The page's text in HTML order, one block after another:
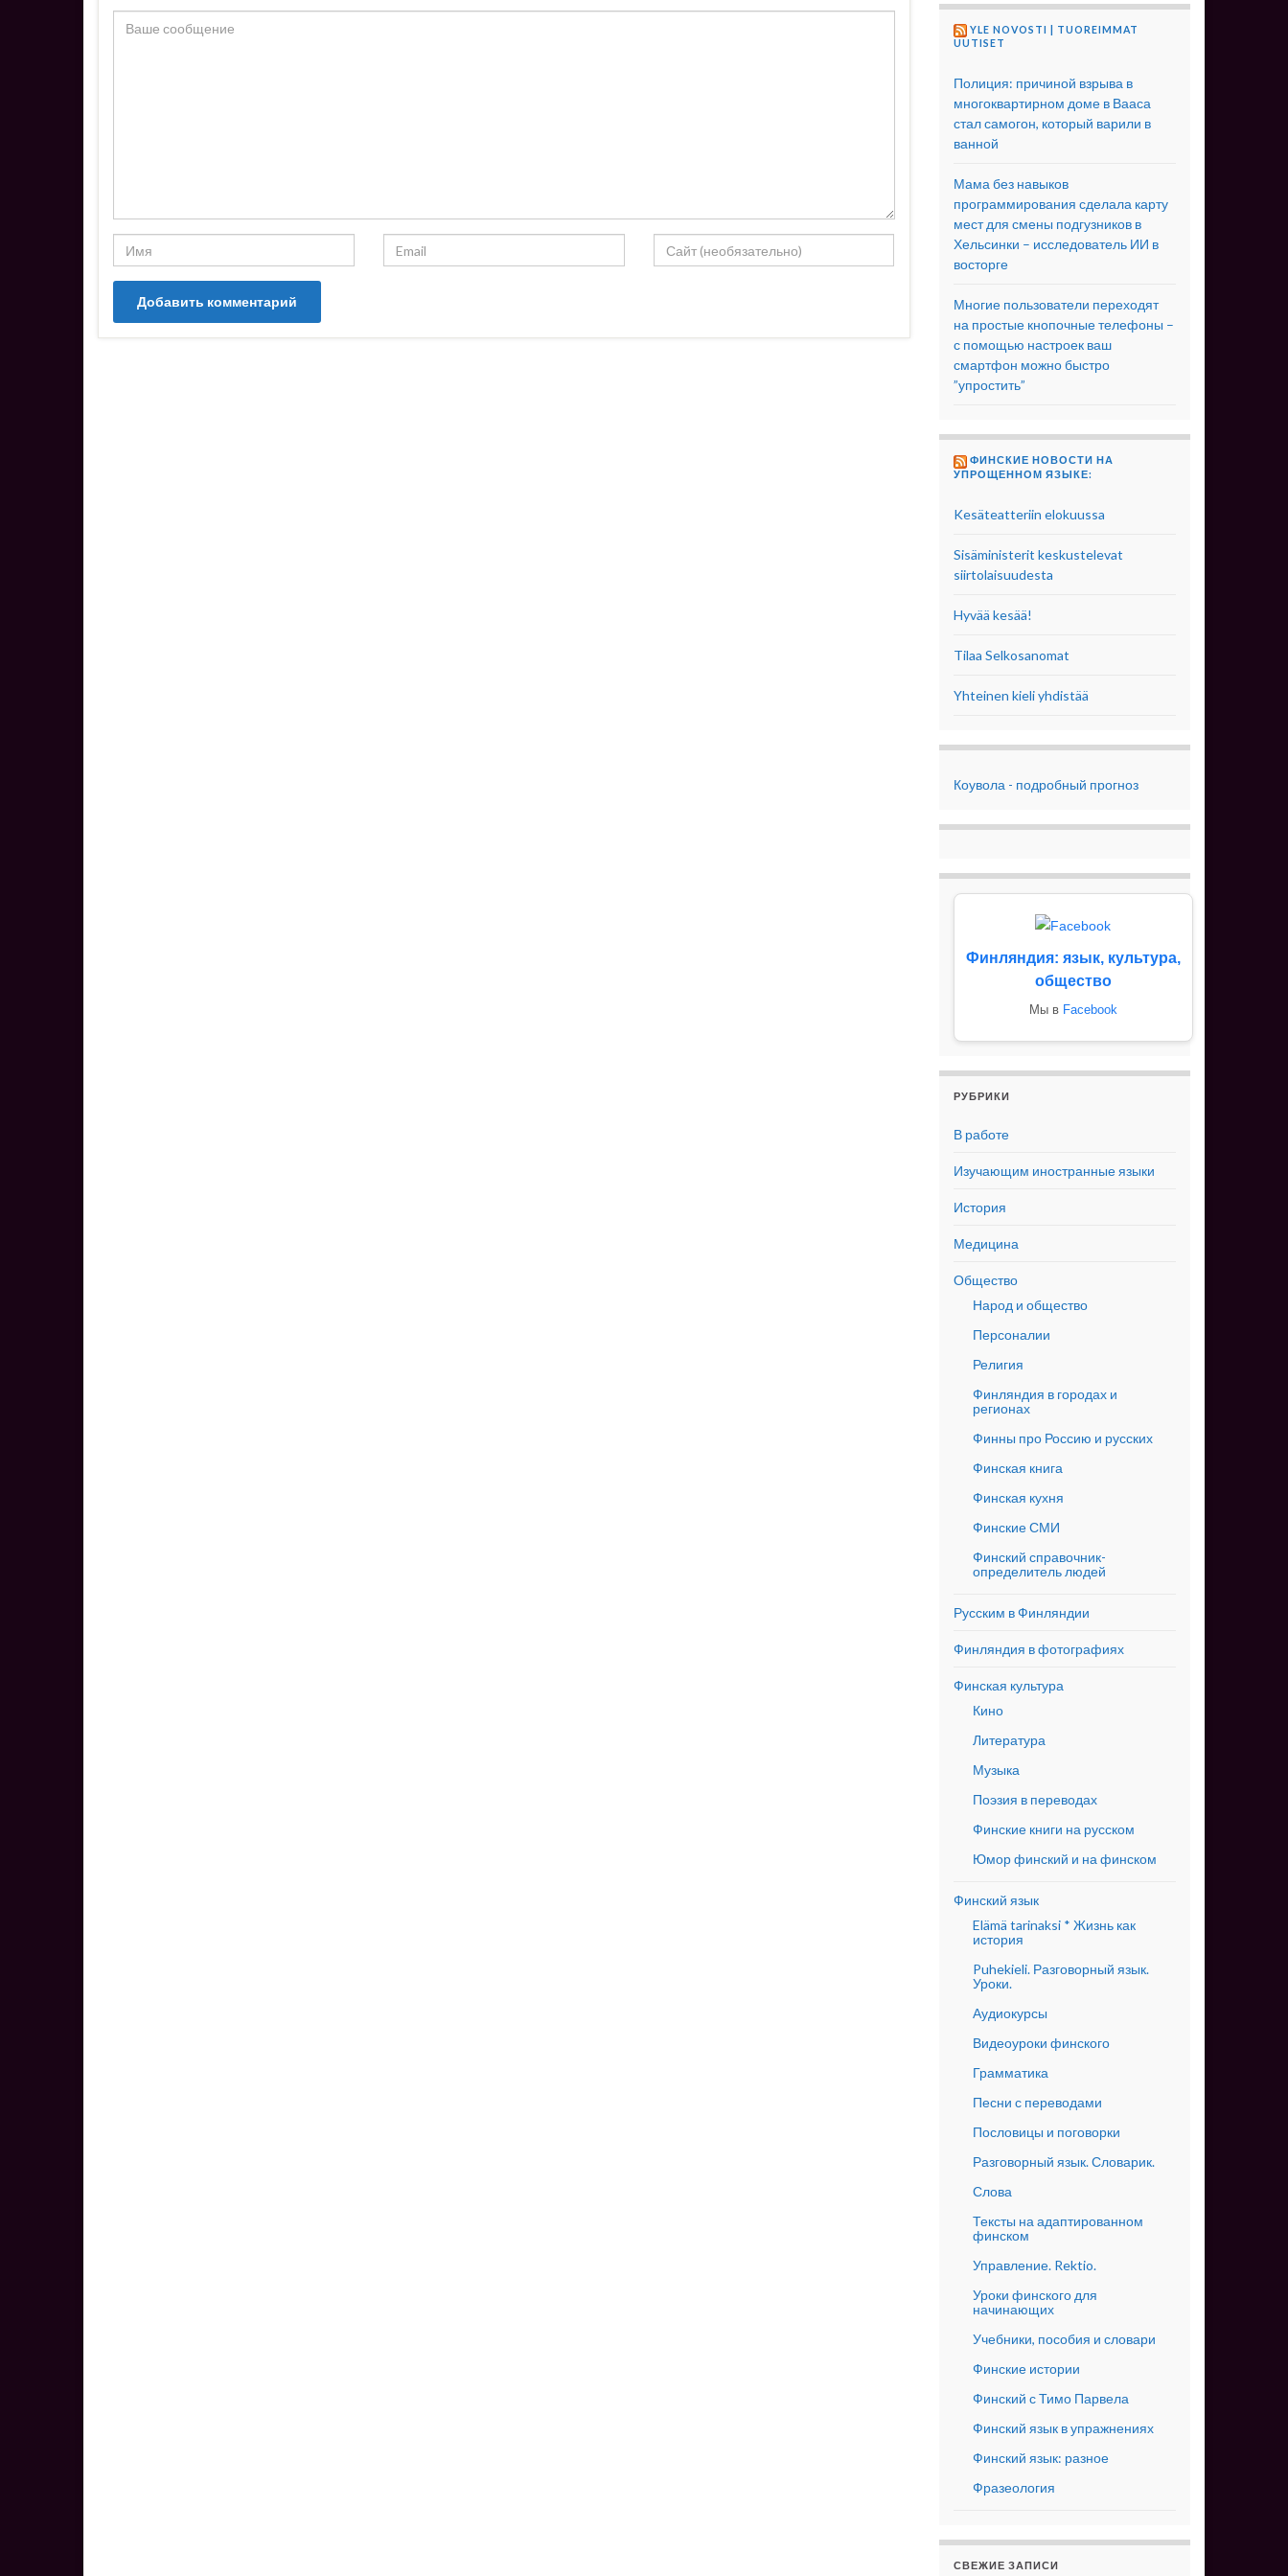
YLE NOVOSTI | TUOREIMMAT
UUTISET
Полиция: причиной взрыва в
многоквартирном доме в Вааса
стал самогон, который варили в
ванной
Мама без навыков
программирования сделала карту
мест для смены подгузников в
Хельсинки – исследователь ИИ в
восторге
Многие пользователи переходят
на простые кнопочные телефоны –
с помощью настроек ваш
смартфон можно быстро
”упростить”
ФИНСКИЕ НОВОСТИ НА
УПРОЩЕННОМ ЯЗЫКЕ:
Kesäteatteriin elokuussa
Sisäministerit keskustelevat
siirtolaisuudesta
Hyvää kesää!
Tilaa Selkosanomat
Yhteinen kieli yhdistää
Коувола - подробный прогноз
Финляндия: язык, культура,
общество
Мы в Facebook
РУБРИКИ
В работе
Изучающим иностранные языки
История
Медицина
Общество
Народ и общество
Персоналии
Религия
Финляндия в городах и
регионах
Финны про Россию и русских
Финская книга
Финская кухня
Финские СМИ
Финский справочник-
определитель людей
Русским в Финляндии
Финляндия в фотографиях
Финская культура
Кино
Литература
Музыка
Поэзия в переводах
Финские книги на русском
Юмор финский и на финском
Финский язык
Elämä tarinaksi * Жизнь как
история
Puhekieli. Разговорный язык.
Уроки.
Аудиокурсы
Видеоуроки финского
Грамматика
Песни с переводами
Пословицы и поговорки
Разговорный язык. Словарик.
Слова
Тексты на адаптированном
финском
Управление. Rektio.
Уроки финского для
начинающих
Учебники, пособия и словари
Финские истории
Финский с Тимо Парвела
Финский язык в упражнениях
Финский язык: разное
Фразеология
СВЕЖИЕ ЗАПИСИ